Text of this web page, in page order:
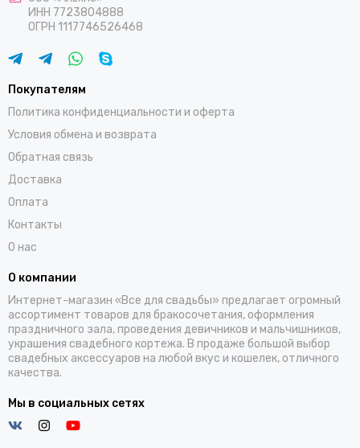
ИНН 7723804888
ОГРН 1117746526468
Покупателям
Политика конфиденциальности и оферта
Условия обмена и возврата
Обратная связь
Доставка
Оплата
Контакты
О нас
О компании
Интернет-магазин «Все для свадьбы» предлагает огромный
ассортимент товаров для бракосочетания, оформления
праздничного зала, проведения девичников и мальчишников,
украшения свадебного кортежа. В продаже большой выбор
свадебных аксессуаров на любой вкус и кошелек, отличного
качества.
Мы в социальных сетях